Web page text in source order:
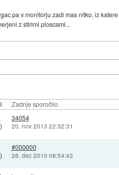
pa v monitorju zadi mas nitko, iz katere
z stirimi ploscami...
Zadnje sporočilo
34054
20. nov 2013 22:32:31
#000000
28. dec 2010 08:54:42